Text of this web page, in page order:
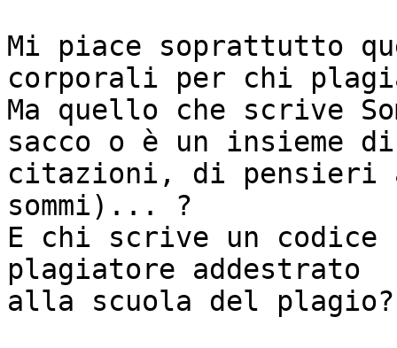
Mi piace soprattutto
corporali per chi
Ma quello che scrive
sacco o è un insieme
citazioni, di
sommi)... ?
E chi scrive un codice
plagiatore addestrato
alla scuola del